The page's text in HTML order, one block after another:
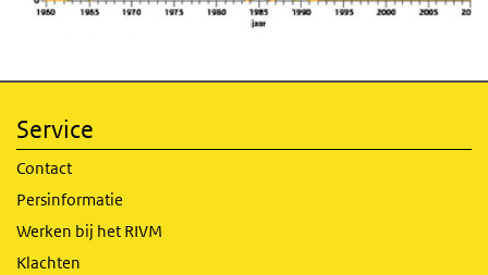
Service
Contact
Persinformatie
Werken bij het RIVM
Klachten